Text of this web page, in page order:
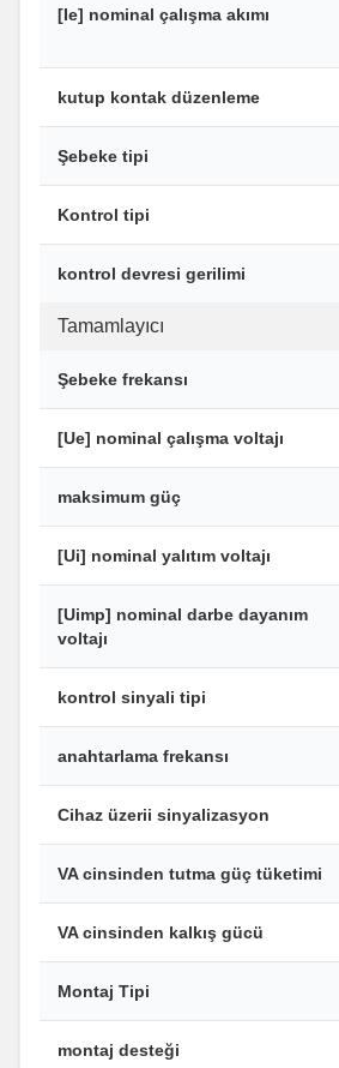
[Ie] nominal çalışma akımı
kutup kontak düzenleme
Şebeke tipi
Kontrol tipi
kontrol devresi gerilimi
Tamamlayıcı
Şebeke frekansı
[Ue] nominal çalışma voltajı
maksimum güç
[Ui] nominal yalıtım voltajı
[Uimp] nominal darbe dayanım
voltajı
kontrol sinyali tipi
anahtarlama frekansı
Cihaz üzerii sinyalizasyon
VA cinsinden tutma güç tüketimi
VA cinsinden kalkış gücü
Montaj Tipi
montaj desteği